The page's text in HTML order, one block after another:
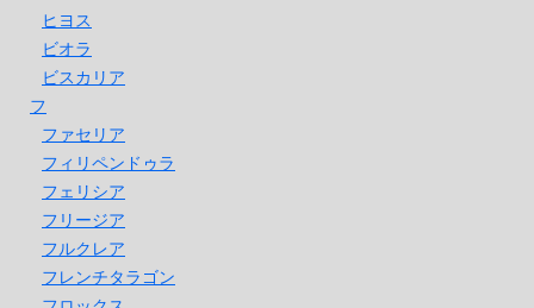
ヒヨス
ビオラ
ビスカリア
フ
ファセリア
フィリペンドゥラ
フェリシア
フリージア
フルクレア
フレンチタラゴン